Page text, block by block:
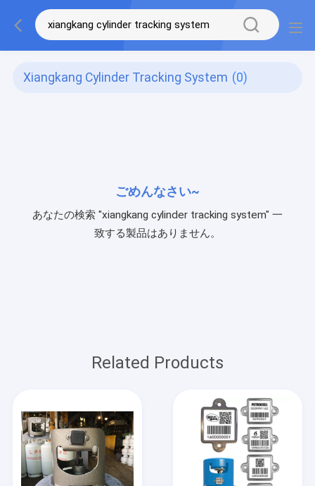
Xiangkang Cylinder Tracking System (0)
ごめんなさい~
あなたの検索 "xiangkang cylinder tracking system" 一
致する製品はありません。
Related Products